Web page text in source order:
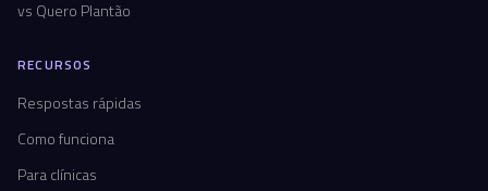
vs Quero Plantão
RECURSOS
Respostas rápidas
Como funciona
Para clínicas